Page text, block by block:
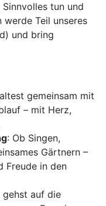
tun und
werde Teil unseres
und bring
gemeinsam mit
– mit Herz,
: Ob Singen,
Gärtnern –
Freude in den
gehst auf die